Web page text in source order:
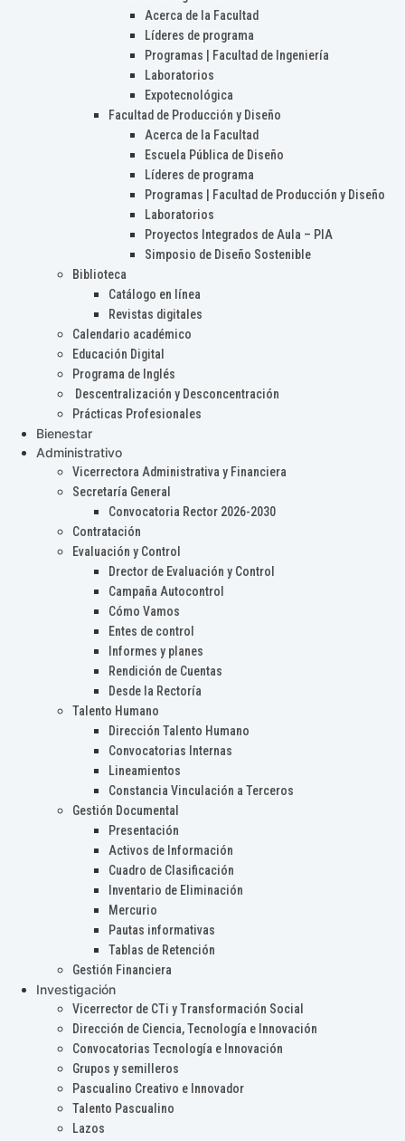
Acerca de la Facultad
Líderes de programa
Programas | Facultad de Ingeniería
Laboratorios
Expotecnológica
Facultad de Producción y Diseño
Acerca de la Facultad
Escuela Pública de Diseño
Líderes de programa
Programas | Facultad de Producción y Diseño
Laboratorios
Proyectos Integrados de Aula – PIA
Simposio de Diseño Sostenible
Biblioteca
Catálogo en línea
Revistas digitales
Calendario académico
Educación Digital
Programa de Inglés
Descentralización y Desconcentración
Prácticas Profesionales
Bienestar
Administrativo
Vicerrectora Administrativa y Financiera
Secretaría General
Convocatoria Rector 2026-2030
Contratación
Evaluación y Control
Drector de Evaluación y Control
Campaña Autocontrol
Cómo Vamos
Entes de control
Informes y planes
Rendición de Cuentas
Desde la Rectoría
Talento Humano
Dirección Talento Humano
Convocatorias Internas
Lineamientos
Constancia Vinculación a Terceros
Gestión Documental
Presentación
Activos de Información
Cuadro de Clasificación
Inventario de Eliminación
Mercurio
Pautas informativas
Tablas de Retención
Gestión Financiera
Investigación
Vicerrector de CTi y Transformación Social
Dirección de Ciencia, Tecnología e Innovación
Convocatorias Tecnología e Innovación
Grupos y semilleros
Pascualino Creativo e Innovador
Talento Pascualino
Lazos